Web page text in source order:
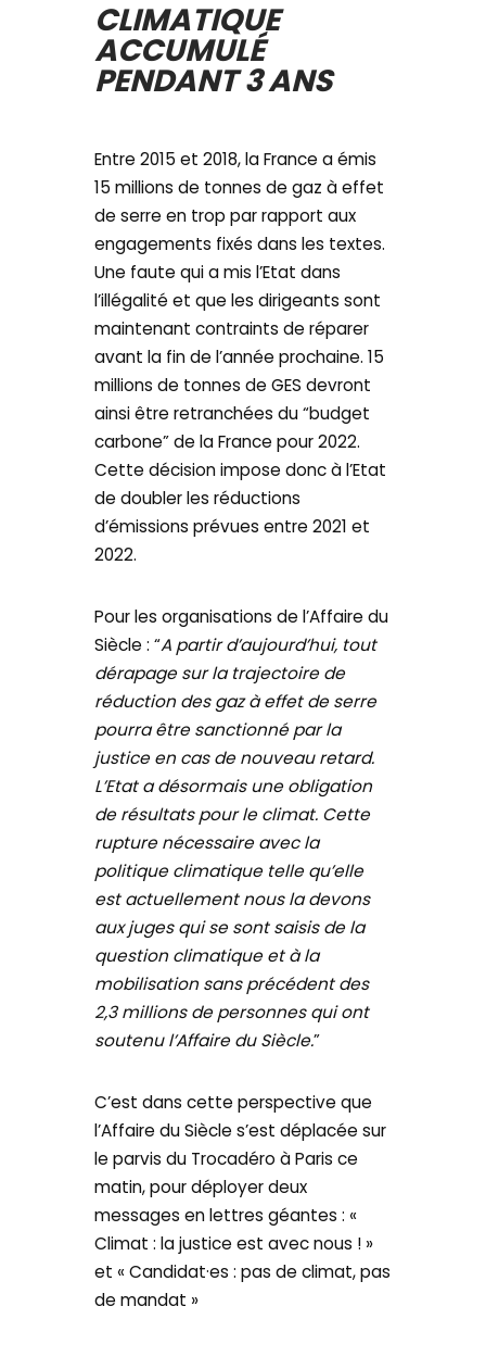
CLIMATIQUE
ACCUMULÉ
PENDANT 3 ANS
Entre 2015 et 2018, la France a émis
15 millions de tonnes de gaz à effet
de serre en trop par rapport aux
engagements fixés dans les textes.
Une faute qui a mis l’Etat dans
l’illégalité et que les dirigeants sont
maintenant contraints de réparer
avant la fin de l’année prochaine. 15
millions de tonnes de GES devront
ainsi être retranchées du “budget
carbone” de la France pour 2022.
Cette décision impose donc à l’Etat
de doubler les réductions
d’émissions prévues entre 2021 et
2022.
Pour les organisations de l’Affaire du
Siècle : “A partir d’aujourd’hui, tout
dérapage sur la trajectoire de
réduction des gaz à effet de serre
pourra être sanctionné par la
justice en cas de nouveau retard.
L’Etat a désormais une obligation
de résultats pour le climat. Cette
rupture nécessaire avec la
politique climatique telle qu’elle
est actuellement nous la devons
aux juges qui se sont saisis de la
question climatique et à la
mobilisation sans précédent des
2,3 millions de personnes qui ont
soutenu l’Affaire du Siècle.”
C’est dans cette perspective que
l’Affaire du Siècle s’est déplacée sur
le parvis du Trocadéro à Paris ce
matin, pour déployer deux
messages en lettres géantes : «
Climat : la justice est avec nous ! »
et « Candidat·es : pas de climat, pas
de mandat »